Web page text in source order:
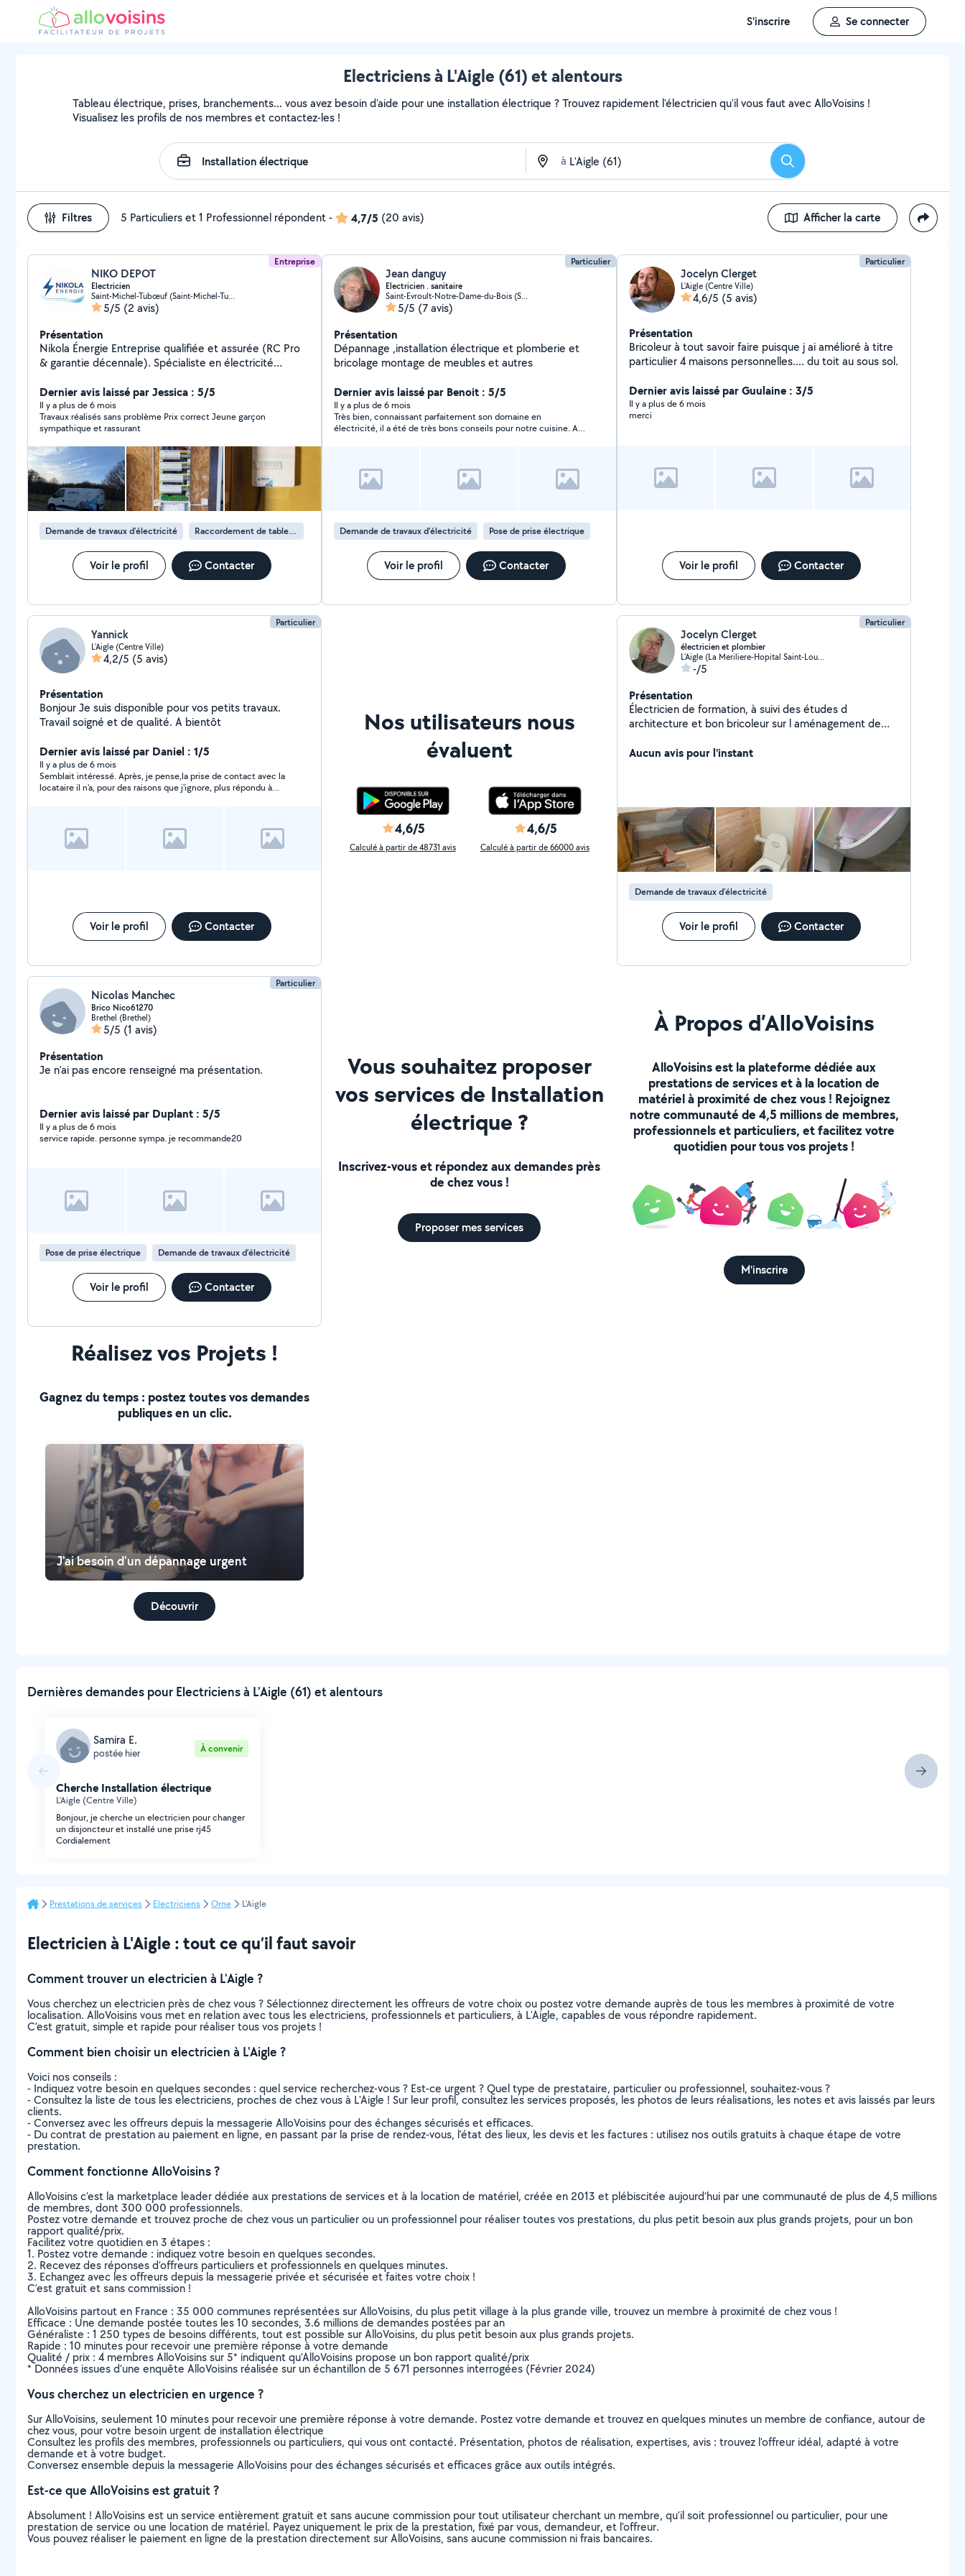
S'inscrire Se connecter
Electriciens à L'Aigle (61) et alentours
Tableau électrique, prises, branchements... vous avez besoin d'aide pour une installation électrique ? Trouvez rapidement l'électricien qu'il vous faut avec AlloVoisins !
Visualisez les profils de nos membres et contactez-les !
à Rechercher
Filtres 5 Particuliers et 1 Professionnel répondent- 4,7/5 (20 avis) Afficher la carte
Entreprise
NIKO DEPOT
Electricien
Saint-Michel-Tubœuf (Saint-Michel-Tubœuf)
5/5 (2 avis)
Présentation
Nikola Énergie Entreprise qualifiée et assurée (RC Pro
& garantie décennale). Spécialiste en électricité
éclairage intérieur/extérieur et création d'espaces
extérieurs modernes (terrasses lumineuses, bornes,
etc.). Travail professionnel, devis rapide et
interventions sur Normandie, Eure et Île-de-France.
Dernier avis laissé par Jessica : 5/5
Il y a plus de 6 mois
Travaux réalisés sans problème Prix correct Jeune garçon
sympathique et rassurant
Demande de travaux d’électricité Raccordement de tableau électrique
Voir le profil Contacter
Particulier
Jean danguy
Electricien . sanitaire
Saint-Evroult-Notre-Dame-du-Bois (Saint-Evroult-Notre-Dame-du-Bois)
5/5 (7 avis)
Présentation
Dépannage ,installation électrique et plomberie et
bricolage montage de meubles et autres
Dernier avis laissé par Benoit : 5/5
Il y a plus de 6 mois
Très bien, connaissant parfaitement son domaine en
électricité, il a été de très bons conseils pour notre cuisine. A
Demande de travaux d’électricité Pose de prise électrique
Voir le profil Contacter
Particulier
Jocelyn Clerget
L'Aigle (Centre Ville)
4,6/5 (5 avis)
Présentation
Bricoleur à tout savoir faire puisque j ai amélioré à titre
particulier 4 maisons personnelles.... du toit au sous sol.
Dernier avis laissé par Guulaine : 3/5
Il y a plus de 6 mois
merci
Voir le profil Contacter
Particulier
Yannick
L'Aigle (Centre Ville)
4,2/5 (5 avis)
Présentation
Bonjour Je suis disponible pour vos petits travaux.
Travail soigné et de qualité. A bientôt
Dernier avis laissé par Daniel : 1/5
Il y a plus de 6 mois
Semblait intéressé. Après, je pense,la prise de contact avec la
locataire il n'a, pour des raisons que j'ignore, plus répondu à
Voir le profil Contacter
Nos utilisateurs nous
évaluent
4,6/5
Calculé à partir de 48731 avis
4,6/5
Calculé à partir de 66000 avis
Particulier
Jocelyn Clerget
électricien et plombier
L'Aigle (La Meriliere-Hopital Saint-Louis)
-/5
Présentation
Électricien de formation, à suivi des études d
architecture et bon bricoleur sur l aménagement de
Aucun avis pour l'instant
Demande de travaux d’électricité
Voir le profil Contacter
Particulier
Nicolas Manchec
Brico Nico61270
Brethel (Brethel)
5/5 (1 avis)
Présentation
Je n'ai pas encore renseigné ma présentation.
Dernier avis laissé par Duplant : 5/5
Il y a plus de 6 mois
service rapide. personne sympa. je recommande20
Pose de prise électrique Demande de travaux d’électricité
Voir le profil Contacter
Vous souhaitez proposer
vos services de Installation
électrique ?
Inscrivez-vous et répondez aux demandes près
de chez vous !
Proposer mes services
À Propos d’AlloVoisins
AlloVoisins est la plateforme dédiée aux
prestations de services et à la location de
matériel à proximité de chez vous ! Rejoignez
notre communauté de 4,5 millions de membres,
professionnels et particuliers, et facilitez votre
quotidien pour tous vos projets !
M'inscrire
Réalisez vos Projets !
Gagnez du temps : postez toutes vos demandes
publiques en un clic.
J'ai besoin d'un dépannage urgent
Découvrir
Dernières demandes pour Electriciens à L'Aigle (61) et alentours
Samira E.
postée hier À convenir
Cherche Installation électrique
L'Aigle (Centre Ville)
Bonjour, je cherche un electricien pour changer
un disjoncteur et installé une prise rj45
Cordialement
Prestations de services Electriciens Orne L'Aigle
Electricien à L'Aigle : tout ce qu’il faut savoir
Comment trouver un electricien à L'Aigle ?
Vous cherchez un electricien près de chez vous ? Sélectionnez directement les offreurs de votre choix ou postez votre demande auprès de tous les membres à proximité de votre
localisation. AlloVoisins vous met en relation avec tous les electriciens, professionnels et particuliers, à L'Aigle, capables de vous répondre rapidement.
C’est gratuit, simple et rapide pour réaliser tous vos projets !
Comment bien choisir un electricien à L'Aigle ?
Voici nos conseils :
- Indiquez votre besoin en quelques secondes : quel service recherchez-vous ? Est-ce urgent ? Quel type de prestataire, particulier ou professionnel, souhaitez-vous ?
- Consultez la liste de tous les electriciens, proches de chez vous à L'Aigle ! Sur leur profil, consultez les services proposés, les photos de leurs réalisations, les notes et avis laissés par leurs
clients.
- Conversez avec les offreurs depuis la messagerie AlloVoisins pour des échanges sécurisés et efficaces.
- Du contrat de prestation au paiement en ligne, en passant par la prise de rendez-vous, l’état des lieux, les devis et les factures : utilisez nos outils gratuits à chaque étape de votre
prestation.
Comment fonctionne AlloVoisins ?
AlloVoisins c’est la marketplace leader dédiée aux prestations de services et à la location de matériel, créée en 2013 et plébiscitée aujourd’hui par une communauté de plus de 4,5 millions
de membres, dont 300 000 professionnels.
Postez votre demande et trouvez proche de chez vous un particulier ou un professionnel pour réaliser toutes vos prestations, du plus petit besoin aux plus grands projets, pour un bon
rapport qualité/prix.
Facilitez votre quotidien en 3 étapes :
1. Postez votre demande : indiquez votre besoin en quelques secondes.
2. Recevez des réponses d’offreurs particuliers et professionnels en quelques minutes.
3. Echangez avec les offreurs depuis la messagerie privée et sécurisée et faites votre choix !
C’est gratuit et sans commission !
AlloVoisins partout en France : 35 000 communes représentées sur AlloVoisins, du plus petit village à la plus grande ville, trouvez un membre à proximité de chez vous !
Efficace : Une demande postée toutes les 10 secondes, 3.6 millions de demandes postées par an
Généraliste : 1 250 types de besoins différents, tout est possible sur AlloVoisins, du plus petit besoin aux plus grands projets.
Rapide : 10 minutes pour recevoir une première réponse à votre demande
Qualité / prix : 4 membres AlloVoisins sur 5* indiquent qu’AlloVoisins propose un bon rapport qualité/prix
* Données issues d’une enquête AlloVoisins réalisée sur un échantillon de 5 671 personnes interrogées (Février 2024)
Vous cherchez un electricien en urgence ?
Sur AlloVoisins, seulement 10 minutes pour recevoir une première réponse à votre demande. Postez votre demande et trouvez en quelques minutes un membre de confiance, autour de
chez vous, pour votre besoin urgent de installation électrique
Consultez les profils des membres, professionnels ou particuliers, qui vous ont contacté. Présentation, photos de réalisation, expertises, avis : trouvez l'offreur idéal, adapté à votre
demande et à votre budget.
Conversez ensemble depuis la messagerie AlloVoisins pour des échanges sécurisés et efficaces grâce aux outils intégrés.
Est-ce que AlloVoisins est gratuit ?
Absolument ! AlloVoisins est un service entièrement gratuit et sans aucune commission pour tout utilisateur cherchant un membre, qu’il soit professionnel ou particulier, pour une
prestation de service ou une location de matériel. Payez uniquement le prix de la prestation, fixé par vous, demandeur, et l’offreur.
Vous pouvez réaliser le paiement en ligne de la prestation directement sur AlloVoisins, sans aucune commission ni frais bancaires.